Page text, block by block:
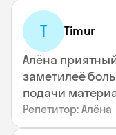
T Timur
Алёна
заметилеё
подачи
Репетитор: Алёна